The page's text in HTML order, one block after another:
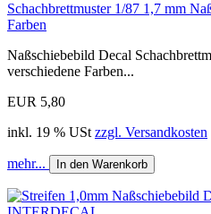
Schachbrettmuster 1/87 1,7 mm
Farben
Naßschiebebild Decal
verschiedene Farben...
EUR 5,80
inkl. 19 % USt zzgl. Versandkosten
mehr... In den Warenkorb